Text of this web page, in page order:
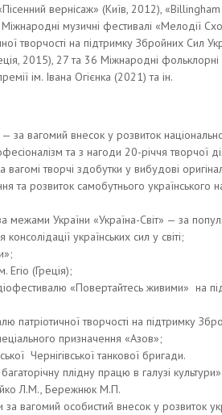
вернісаж» (Київ, 2012),
музичні фестивалі «Мелодії
творчості на підтримку Збройних Сил
2015), 27 та 36 Міжнародні
ім. Івана Огієнка (2021) та ін.
вагомий внесок у розвиток
та з нагоди 20-річчя творчої
творчі здобутки у вибудові
та розвиток самобутнього українського
межами України «Україна-Світ» — за
українських сил у світі;
(Греція);
«Повертайтесь живими» на
творчості на підтримку
призначення «Азов»;
Чернігівської танкової бригади.
плідну працю в галузі
Л.М., Бережнюк М.П.
вагомий особистий внесок у розвиток